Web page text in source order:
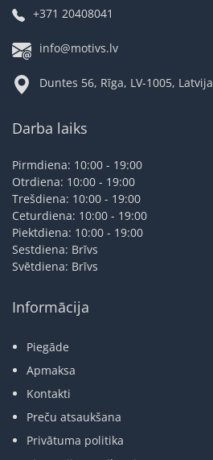
+371 20408041
info@motivs.lv
Duntes 56, Rīga, LV-1005, Latvija
Darba laiks
Pirmdiena: 10:00 - 19:00
Otrdiena: 10:00 - 19:00
Trešdiena: 10:00 - 19:00
Ceturdiena: 10:00 - 19:00
Piektdiena: 10:00 - 19:00
Sestdiena: Brīvs
Svētdiena: Brīvs
Informācija
Piegāde
Apmaksa
Kontakti
Preču atsaukšana
Privātuma politika